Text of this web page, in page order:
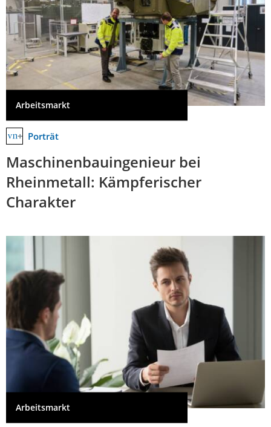
Arbeitsmarkt
Porträt
Maschinenbauingenieur bei
Rheinmetall: Kämpferischer
Charakter
Arbeitsmarkt